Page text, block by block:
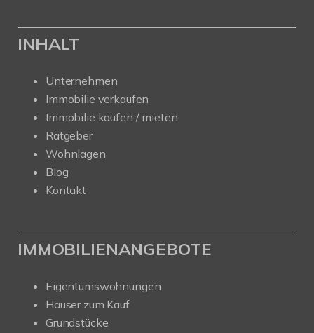
INHALT
Unternehmen
Immobilie verkaufen
Immobilie kaufen / mieten
Ratgeber
Wohnlagen
Blog
Kontakt
IMMOBILIENANGEBOTE
Eigentumswohnungen
Häuser zum Kauf
Grundstücke